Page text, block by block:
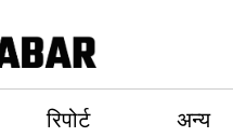
रिपोर्ट अन्य